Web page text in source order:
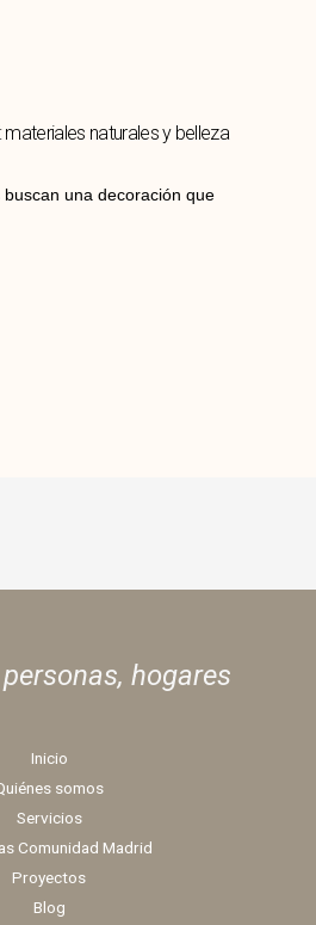
naturales y belleza
una decoración que
hogares
Inicio
somos
Servicios
Comunidad Madrid
Proyectos
Blog